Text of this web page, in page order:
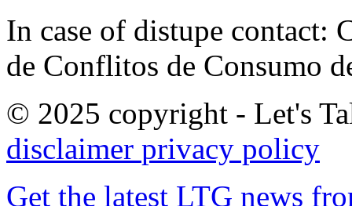
In case of distupe contact:
de Conflitos de Consumo
© 2025 copyright - Let's
disclaimer privacy policy
Get the latest LTG news